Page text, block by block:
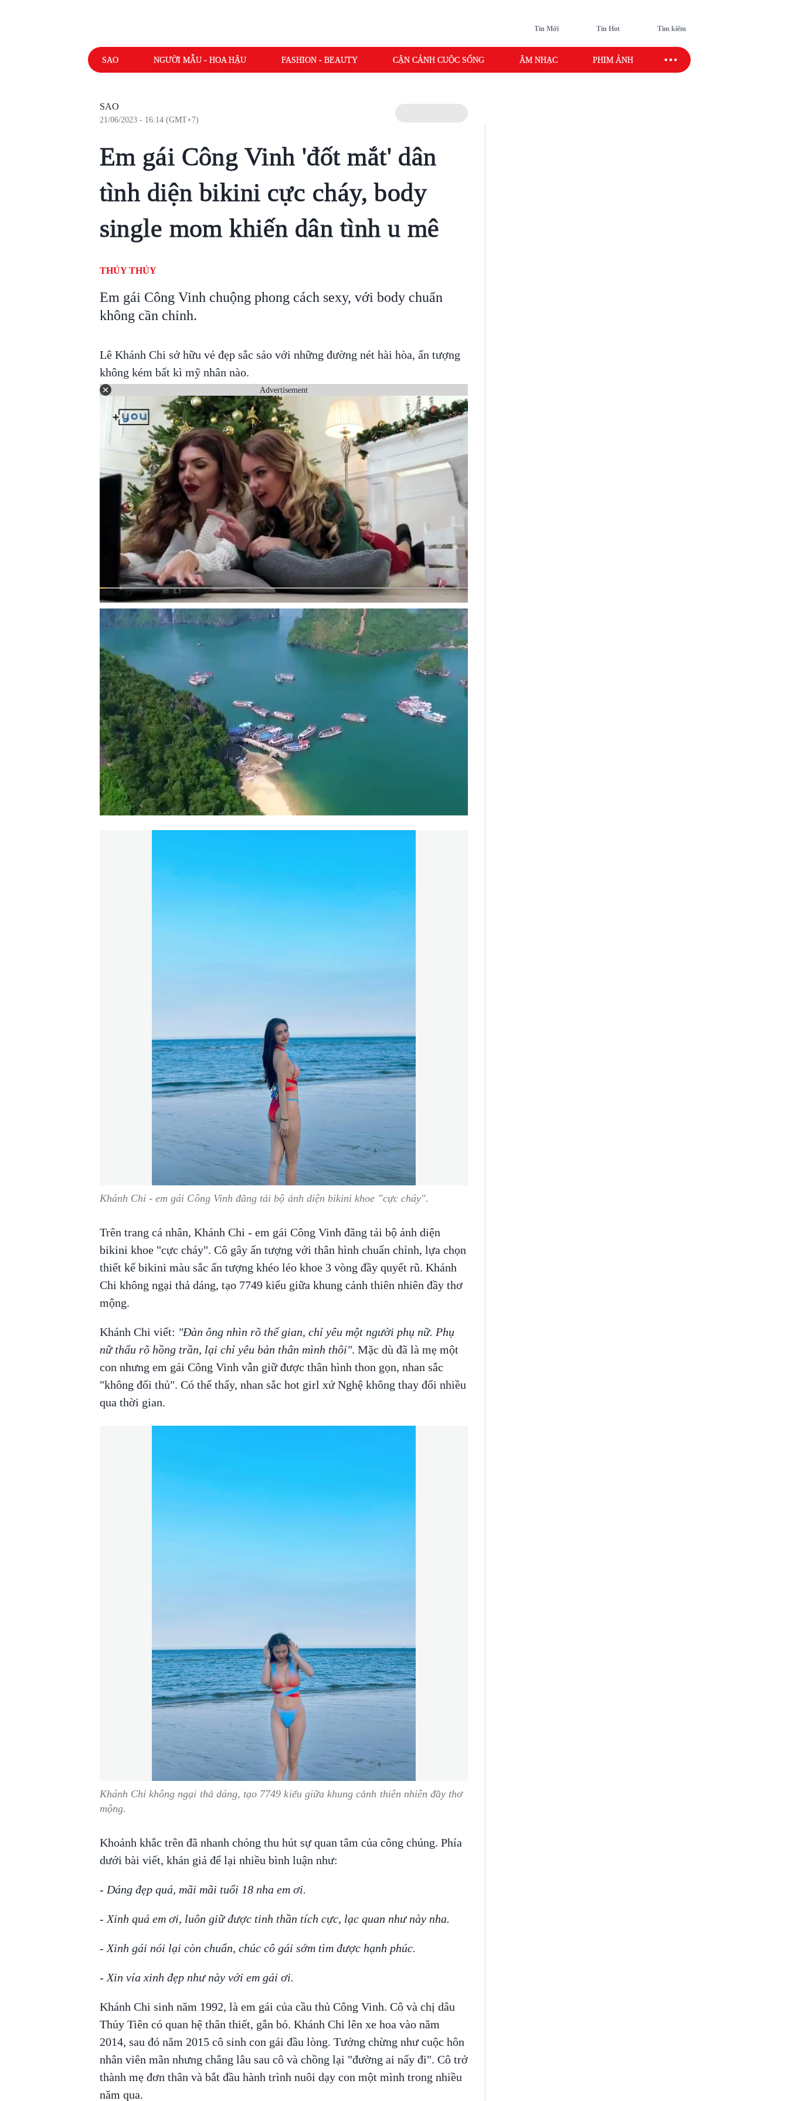
Tin Mới Tin Hot Tìm kiếm
SAO NGƯỜI MẪU - HOA HẬU FASHION - BEAUTY CẬN CẢNH CUỘC SỐNG ÂM NHẠC PHIM ẢNH SAO SPORT
SAO
21/06/2023 - 16:14 (GMT+7)
Em gái Công Vinh 'đốt mắt' dân
tình diện bikini cực cháy, body
single mom khiến dân tình u mê
THÚY THÚY
Em gái Công Vinh chuộng phong cách sexy, với body chuẩn
không cần chỉnh.
Lê Khánh Chi sở hữu vẻ đẹp sắc sảo với những đường nét hài hòa, ấn tượng
không kém bất kì mỹ nhân nào.
Advertisement
Khánh Chi - em gái Công Vinh đăng tải bộ ảnh diện bikini khoe "cực cháy".
Trên trang cá nhân, Khánh Chi - em gái Công Vinh đăng tải bộ ảnh diện
bikini khoe "cực cháy". Cô gây ấn tượng với thân hình chuẩn chỉnh, lựa chọn
thiết kế bikini màu sắc ấn tượng khéo léo khoe 3 vòng đầy quyết rũ. Khánh
Chi không ngại thả dáng, tạo 7749 kiểu giữa khung cảnh thiên nhiên đầy thơ
mộng.
Khánh Chi viết: "Đàn ông nhìn rõ thế gian, chỉ yêu một người phụ nữ. Phụ
nữ thấu rõ hồng trần, lại chỉ yêu bản thân mình thôi". Mặc dù đã là mẹ một
con nhưng em gái Công Vinh vẫn giữ được thân hình thon gọn, nhan sắc
"không đối thủ". Có thể thấy, nhan sắc hot girl xứ Nghệ không thay đổi nhiều
qua thời gian.
Khánh Chi không ngại thả dáng, tạo 7749 kiểu giữa khung cảnh thiên nhiên đầy thơ
mộng.
Khoảnh khắc trên đã nhanh chóng thu hút sự quan tâm của công chúng. Phía
dưới bài viết, khán giả để lại nhiều bình luận như:
- Dáng đẹp quá, mãi mãi tuổi 18 nha em ơi.
- Xinh quá em ơi, luôn giữ được tinh thần tích cực, lạc quan như này nha.
- Xinh gái nói lại còn chuẩn, chúc cô gái sớm tìm được hạnh phúc.
- Xin vía xinh đẹp như này với em gái ơi.
Khánh Chi sinh năm 1992, là em gái của cầu thủ Công Vinh. Cô và chị dâu
Thủy Tiên có quan hệ thân thiết, gắn bó. Khánh Chi lên xe hoa vào năm
2014, sau đó năm 2015 cô sinh con gái đầu lòng. Tưởng chừng như cuộc hôn
nhân viên mãn nhưng chẳng lâu sau cô và chồng lại "đường ai nấy đi". Cô trở
thành mẹ đơn thân và bắt đầu hành trình nuôi dạy con một mình trong nhiều
năm qua.